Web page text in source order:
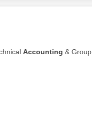
Accounting & Group